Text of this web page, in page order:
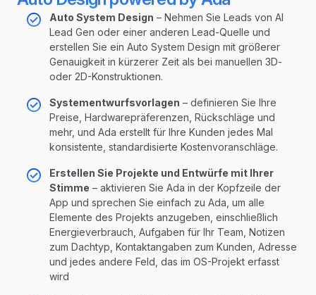
Auto System Design – Nehmen Sie Leads von AI
Lead Gen oder einer anderen Lead-Quelle und
erstellen Sie ein Auto System Design mit größerer
Genauigkeit in kürzerer Zeit als bei manuellen 3D-
oder 2D-Konstruktionen.
Systementwurfsvorlagen – definieren Sie Ihre
Preise, Hardwarepräferenzen, Rückschläge und
mehr, und Ada erstellt für Ihre Kunden jedes Mal
konsistente, standardisierte Kostenvoranschläge.
Erstellen Sie Projekte und Entwürfe mit Ihrer
Stimme – aktivieren Sie Ada in der Kopfzeile der
App und sprechen Sie einfach zu Ada, um alle
Elemente des Projekts anzugeben, einschließlich
Energieverbrauch, Aufgaben für Ihr Team, Notizen
zum Dachtyp, Kontaktangaben zum Kunden, Adresse
und jedes andere Feld, das im OS-Projekt erfasst
wird